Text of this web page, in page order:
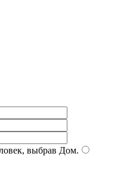
выбрав Дом.